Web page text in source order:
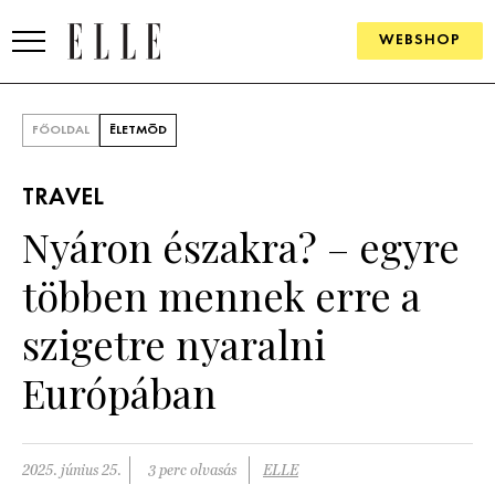
WEBSHOP
SZÉPSÉG
PSZICHÉ
PÁRKAPCSOLAT
FŐOLDAL ÉLETMÓD
TRAVEL
Nyáron északra? – egyre
többen mennek erre a
szigetre nyaralni
Európában
2025. június 25. 3 perc olvasás ELLE